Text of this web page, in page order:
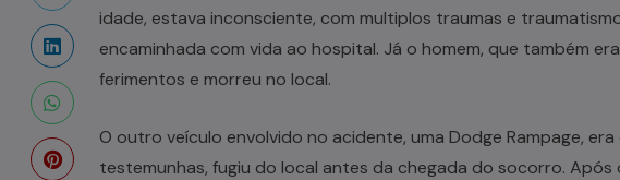
idade, estava inconsciente, com multiplos traumas e
encaminhada com vida ao hospital. Já o homem, que também
ferimentos e morreu no local.
O outro veículo envolvido no acidente, uma Dodge Rampage,
testemunhas, fugiu do local antes da chegada do socorro. Após